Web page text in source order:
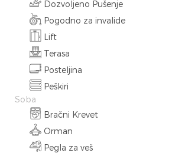
Dozvoljeno Pušenje
Pogodno za invalide
Lift
Terasa
Posteljina
Peškiri
Soba
Bračni Krevet
Orman
Pegla za veš